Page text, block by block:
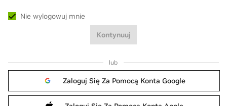
Nie wylogowuj mnie
Kontynuuj
lub
Zaloguj Się Za Pomocą Konta Google